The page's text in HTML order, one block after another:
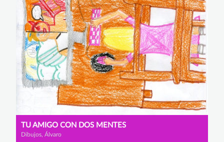
TU AMIGO CON DOS MENTES
Dibujos, Álvaro